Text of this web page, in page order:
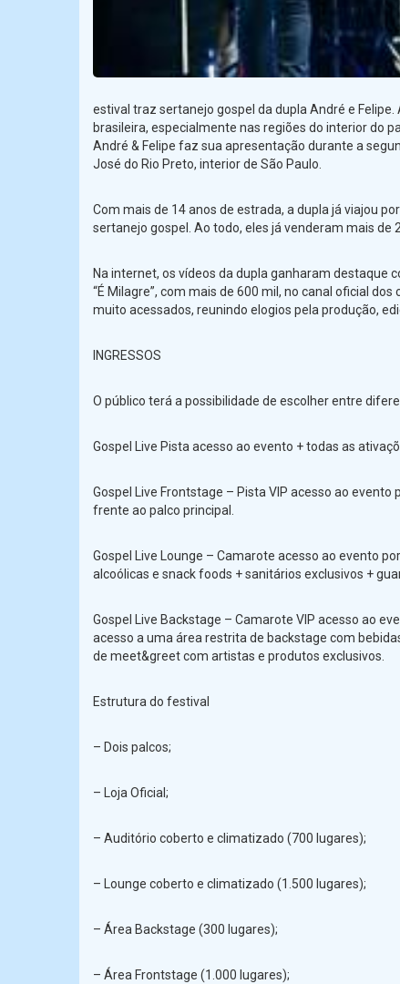
estival traz sertanejo gospel da dupla André e
brasileira, especialmente nas regiões do interior do
André & Felipe faz sua apresentação durante a
José do Rio Preto, interior de São Paulo.
Com mais de 14 anos de estrada, a dupla já viajou
sertanejo gospel. Ao todo, eles já venderam mais de
Na internet, os vídeos da dupla ganharam destaque
“É Milagre”, com mais de 600 mil, no canal oficial
muito acessados, reunindo elogios pela produção,
INGRESSOS
O público terá a possibilidade de escolher entre
Gospel Live Pista acesso ao evento + todas as
Gospel Live Frontstage – Pista VIP acesso ao
frente ao palco principal.
Gospel Live Lounge – Camarote acesso ao evento
alcoólicas e snack foods + sanitários exclusivos +
Gospel Live Backstage – Camarote VIP acesso ao
acesso a uma área restrita de backstage com
de meet&greet com artistas e produtos exclusivos.
Estrutura do festival
– Dois palcos;
– Loja Oficial;
– Auditório coberto e climatizado (700 lugares);
– Lounge coberto e climatizado (1.500 lugares);
– Área Backstage (300 lugares);
– Área Frontstage (1.000 lugares);